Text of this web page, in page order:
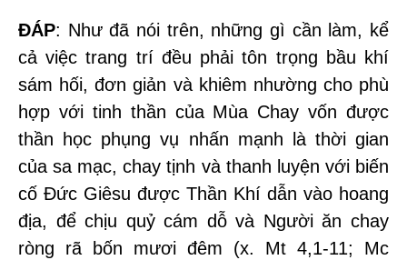
ĐÁP: Như đã nói trên, những gì cần làm, kể
cả việc trang trí đều phải tôn trọng bầu khí
sám hối, đơn giản và khiêm nhường cho phù
hợp với tinh thần của Mùa Chay vốn được
thần học phụng vụ nhấn mạnh là thời gian
của sa mạc, chay tịnh và thanh luyện với biến
cố Đức Giêsu được Thần Khí dẫn vào hoang
địa, để chịu quỷ cám dỗ và Người ăn chay
ròng rã bốn mươi đêm (x. Mt 4,1-11; Mc